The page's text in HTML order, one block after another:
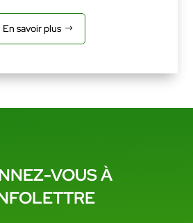
En savoir plus
VOUS À